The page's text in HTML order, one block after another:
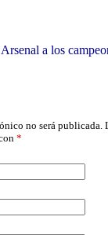
a los
no será publicada.
*